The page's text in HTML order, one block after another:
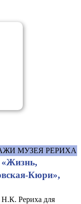
МУЗЕЯ РЕРИХА
«Жизнь,
Кюри»,
Рериха для